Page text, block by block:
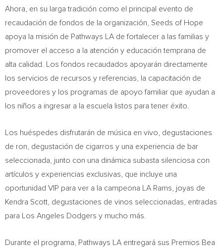
Ahora, en su larga tradición como el principal evento de
recaudación de fondos de la organización, Seeds of Hope
apoya la misión de Pathways LA de fortalecer a las familias y
promover el acceso a la atención y educación temprana de
alta calidad. Los fondos recaudados apoyarán directamente
los servicios de recursos y referencias, la capacitación de
proveedores y los programas de apoyo familiar que ayudan a
los niños a ingresar a la escuela listos para tener éxito.
Los huéspedes disfrutarán de música en vivo, degustaciones
de ron, degustación de cigarros y una experiencia de bar
seleccionada, junto con una dinámica subasta silenciosa con
artículos y experiencias exclusivas, que incluye una
oportunidad VIP para ver a la campeona LA Rams, joyas de
Kendra Scott, degustaciones de vinos seleccionadas, entradas
para Los Angeles Dodgers y mucho más.
Durante el programa, Pathways LA entregará sus Premios Bea